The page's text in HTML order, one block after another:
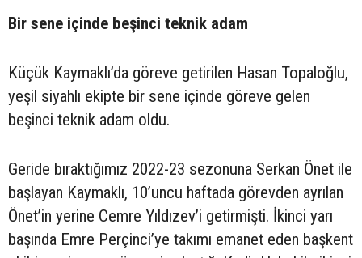
Bir sene içinde beşinci teknik adam
Küçük Kaymaklı’da göreve getirilen Hasan Topaloğlu,
yeşil siyahlı ekipte bir sene içinde göreve gelen
beşinci teknik adam oldu.
Geride bıraktığımız 2022-23 sezonuna Serkan Önet ile
başlayan Kaymaklı, 10’uncu haftada görevden ayrılan
Önet’in yerine Cemre Yıldızev’i getirmişti. İkinci yarı
başında Emre Perçinci’ye takımı emanet eden başkent